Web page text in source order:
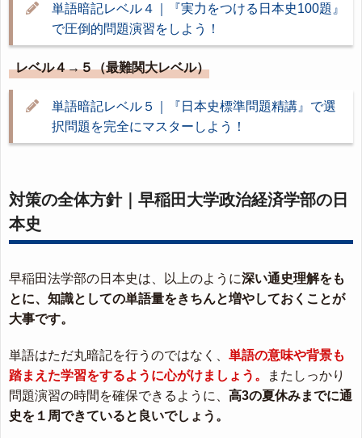
単語暗記レベル４｜『実力をつける日本史100題』
で圧倒的問題演習をしよう！
レベル４→５（最難関大レベル）
単語暗記レベル５｜『日本史標準問題精講』で選
択問題を完全にマスターしよう！
対策の全体方針｜早稲田大学政治経済学部の日
本史
早稲田法学部の日本史は、以上のように深い通史理解をも
とに、知識としての単語量をきちんと増やしておくことが
大事です。
単語はただ丸暗記を行うのではなく、 単語の意味や背景も
踏まえた学習をするように心がけましょう。
またしっかり
問題演習の時間を確保できるように、 高3の夏休みまでに通
史を１周できていると良いでしょう。